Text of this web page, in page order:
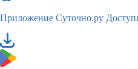
Приложение Суточно.ру